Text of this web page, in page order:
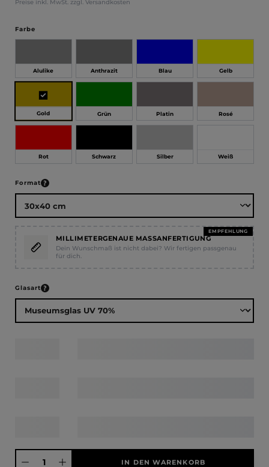
Preise inkl. MwSt. zzgl. Versandkosten
Farbeauswählen
Alulike Anthrazit Blau Gelb
Gold Grün Platin Rosé
Rot Schwarz Silber Weiß
Formatauswählen
EMPFEHLUNG
MILLIMETERGENAUE MASSANFERTIGUNG
Dein Wunschmaß ist nicht dabei? Wir fertigen passgenau
für dich.
Glasartauswählen
Produkt Anzahl: Gib den gewünschten Wert ein oder benutze die
IN DEN WARENKORB